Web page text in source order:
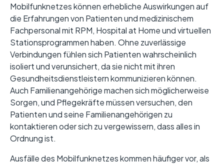
Mobilfunknetzes können erhebliche Auswirkungen auf
die Erfahrungen von Patienten und medizinischem
Fachpersonal mit RPM, Hospital at Home und virtuellen
Stationsprogrammen haben. Ohne zuverlässige
Verbindungen fühlen sich Patienten wahrscheinlich
isoliert und verunsichert, da sie nicht mit ihren
Gesundheitsdienstleistern kommunizieren können.
Auch Familienangehörige machen sich möglicherweise
Sorgen, und Pflegekräfte müssen versuchen, den
Patienten und seine Familienangehörigen zu
kontaktieren oder sich zu vergewissern, dass alles in
Ordnung ist.
Ausfälle des Mobilfunknetzes kommen häufiger vor, als